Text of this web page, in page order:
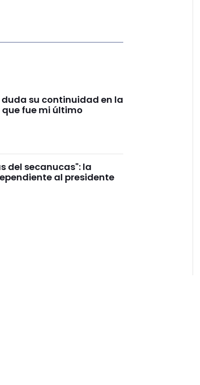
su continuidad en la
que fue mi último
del secanucas": la
al presidente